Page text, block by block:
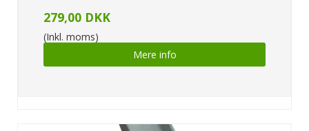
279,00 DKK
(Inkl. moms)
Mere info